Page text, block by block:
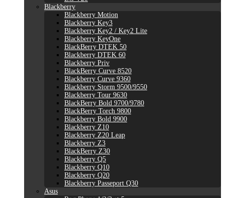
Blackberry
Blackberry Motion
Blackberry Key3
Blackberry Key2 / Key2 Lite
Blackberry KeyOne
BlackBerry DTEK 50
Blackberry DTEK 60
Blackberry Priv
BlackBerry Curve 8520
Blackberry Curve 9360
Blackberry Storm 9500/9550
Blackberry Tour 9630
BlackBerry Bold 9700/9780
BlackBerry Torch 9800
Blackberry Bold 9900
Blackberry Z10
Blackberry Z20 Leap
Blackberry Z3
BlackBerry Z30
Blackberry Q5
Blackberry Q10
Blackberry Q20
Blackberry Passeport Q30
Asus